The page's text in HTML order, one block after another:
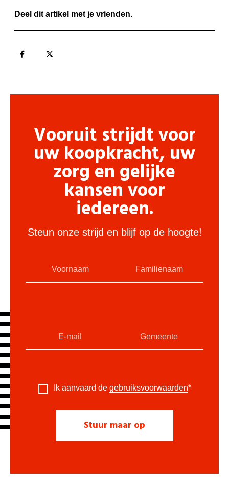
Deel dit artikel met je vrienden.
Vooruit strijdt voor
uw koopkracht, uw
zorg en gelijke
kansen voor
iedereen.
Steun onze strijd en blijf op de hoogte!
Ik aanvaard de gebruiksvoorwaarden*